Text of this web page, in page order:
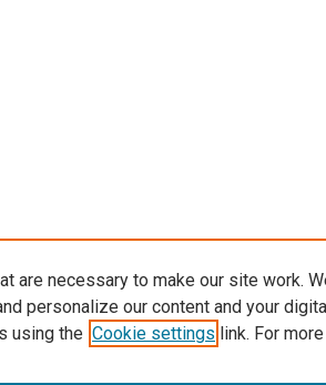
are necessary to make our site work.
personalize our content and your
using the Cookie settings link. For